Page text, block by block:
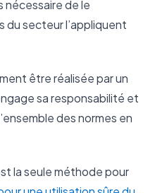
nécessaire de le
du secteur l’appliquent
être réalisée par un
sa responsabilité et
des normes en
la seule méthode pour